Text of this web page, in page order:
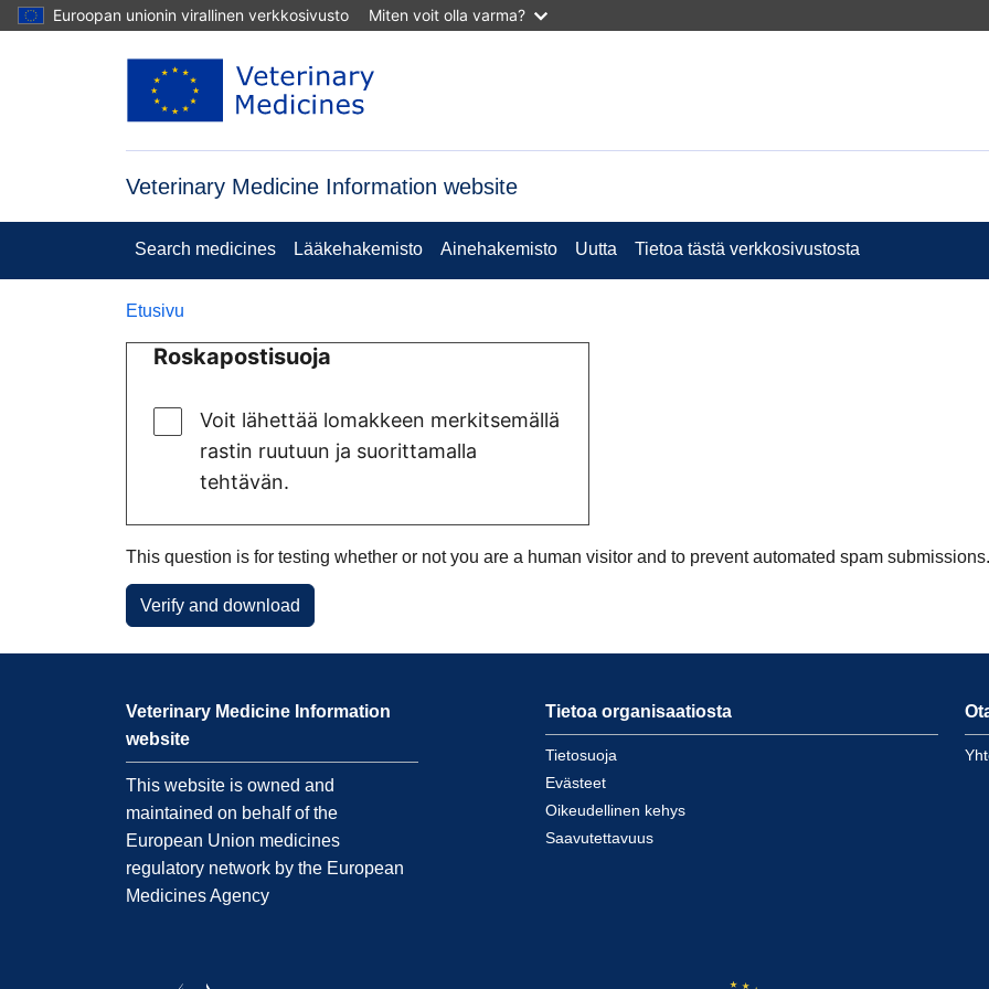
Hyppää pääsisältöön
Euroopan unionin virallinen verkkosivusto Miten voit olla varma?
Veterinary Medicine Information website
Search medicines Lääkehakemisto Ainehakemisto Uutta Tietoa tästä verkkosivustosta
Etusivu
Roskapostisuoja
Voit lähettää lomakkeen merkitsemällä
rastin ruutuun ja suorittamalla
tehtävän.
This question is for testing whether or not you are a human visitor and to prevent automated spam submissions.
Veterinary Medicine Information
website
This website is owned and
maintained on behalf of the
European Union medicines
regulatory network by the European
Medicines Agency
Tietoa organisaatiosta
Tietosuoja
Evästeet
Oikeudellinen kehys
Saavutettavuus